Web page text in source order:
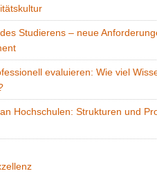
Studierens – neue
evaluieren: Wie viel
Hochschulen: Strukturen und